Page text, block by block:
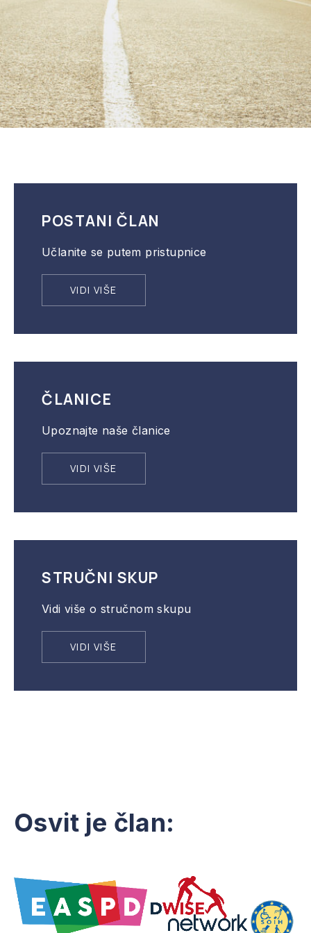
POSTANI ČLAN
Učlanite se putem pristupnice
VIDI VIŠE
ČLANICE
Upoznajte naše članice
VIDI VIŠE
STRUČNI SKUP
Vidi više o stručnom skupu
VIDI VIŠE
Osvit je član: